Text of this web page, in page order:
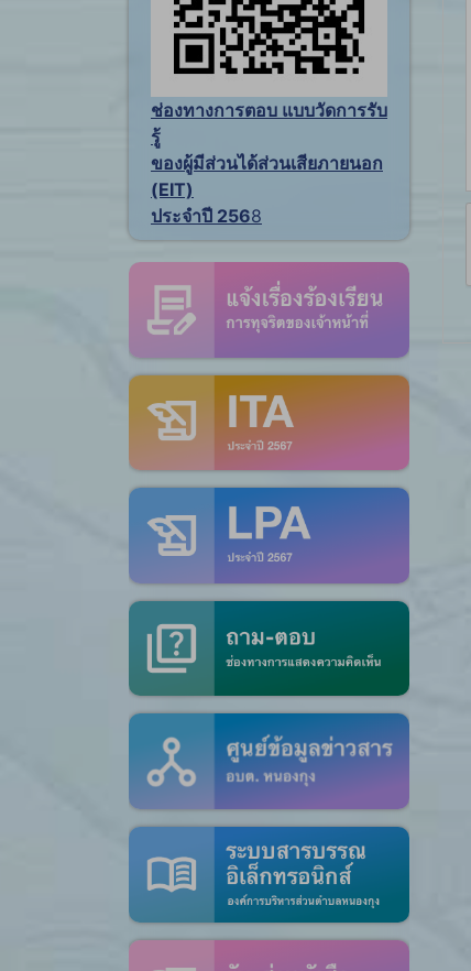
ช่องทางการตอบ แบบวัดการรับ
รู้
ของผู้มีส่วนได้ส่วนเสียภายนอก
(EIT)
ประจำปี 2568